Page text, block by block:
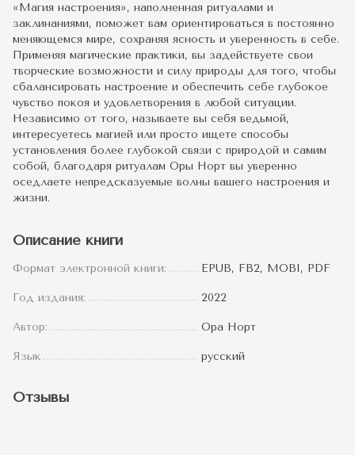
«Магия настроения», наполненная ритуалами и
заклинаниями, поможет вам ориентироваться в постоянно
меняющемся мире, сохраняя ясность и уверенность в себе.
Применяя магические практики, вы задействуете свои
творческие возможности и силу природы для того, чтобы
сбалансировать настроение и обеспечить себе глубокое
чувство покоя и удовлетворения в любой ситуации.
Независимо от того, называете вы себя ведьмой,
интересуетесь магией или просто ищете способы
установления более глубокой связи с природой и самим
собой, благодаря ритуалам Оры Норт вы уверенно
оседлаете непредсказуемые волны вашего настроения и
жизни.
Описание книги
Формат электронной книги: EPUB, FB2, MOBI, PDF
Год издания: 2022
Автор: Ора Норт
Язык русский
Отзывы